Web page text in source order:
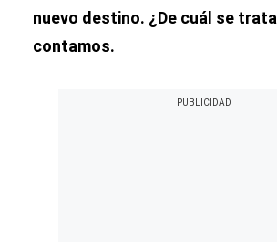
nuevo destino. ¿De cuál se
contamos.